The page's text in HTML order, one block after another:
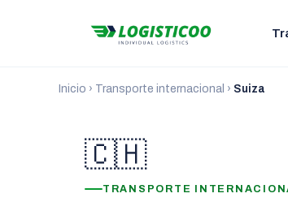
Inicio › Transporte internacional › Suiza
🇨🇭
TRANSPORTE